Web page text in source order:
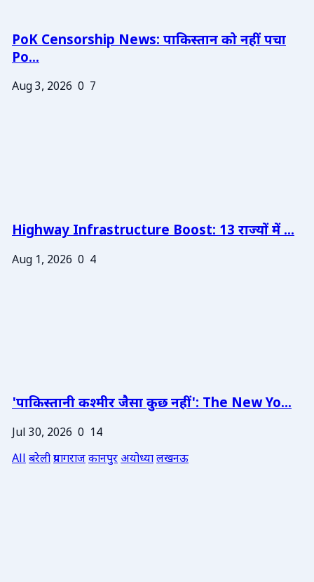
PoK Censorship News: पाकिस्तान को नहीं पचा
Po...
Aug 3, 2026 0 7
Highway Infrastructure Boost: 13 राज्यों में ...
Aug 1, 2026 0 4
'पाकिस्तानी कश्मीर जैसा कुछ नहीं': The New Yo...
Jul 30, 2026 0 14
Allबरेलीप्रयागराजकानपुरअयोध्यालखनऊ